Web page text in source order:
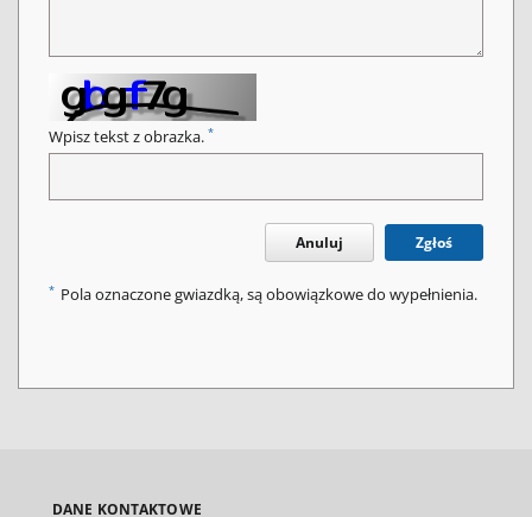
Wpisz tekst z obrazka. *
Anuluj Zgłoś
* Pola oznaczone gwiazdką, są obowiązkowe do wypełnienia.
DANE KONTAKTOWE